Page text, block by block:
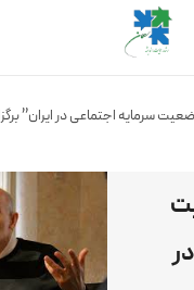
سرمایه اجتماعی در ایران”